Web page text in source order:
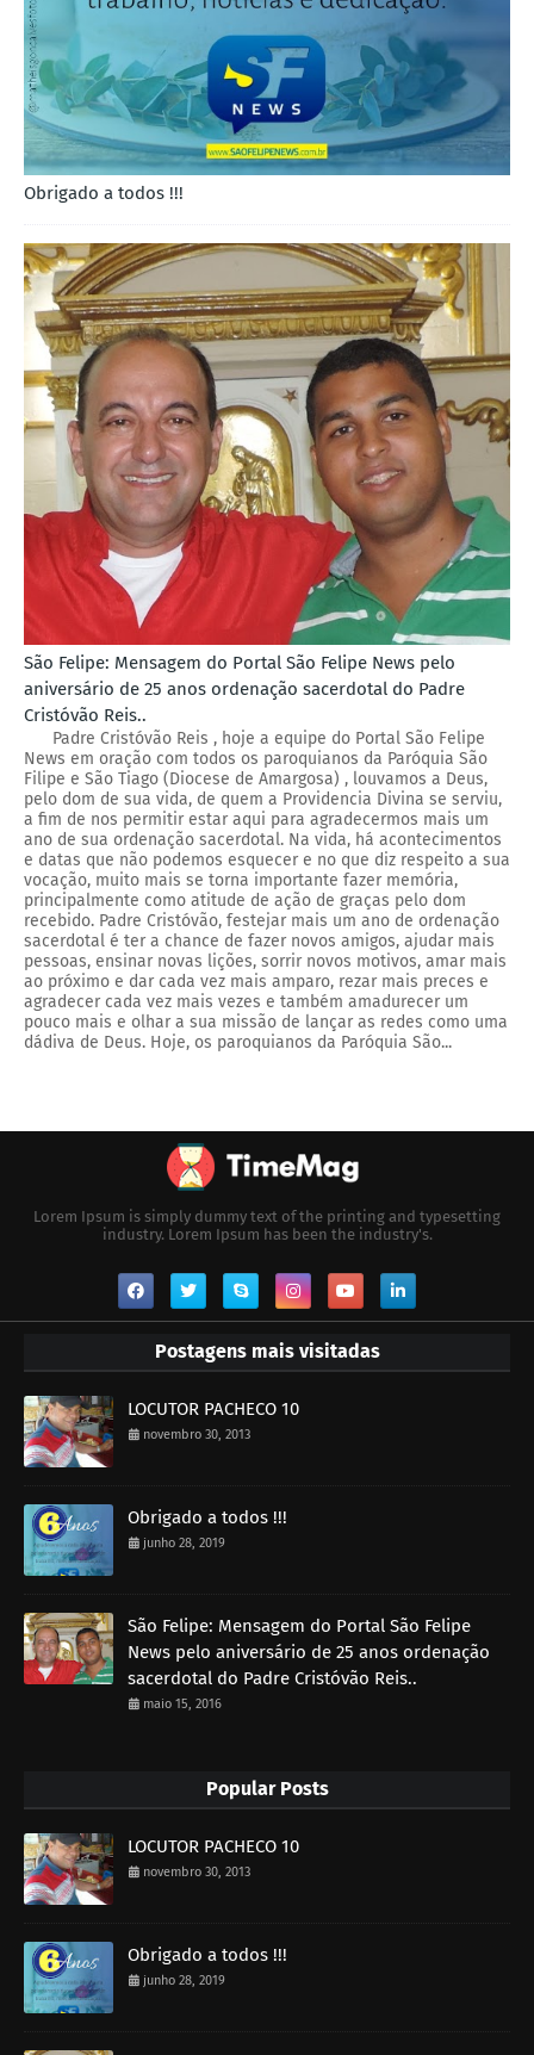
Obrigado a todos !!!
São Felipe: Mensagem do Portal São Felipe News pelo
aniversário de 25 anos ordenação sacerdotal do Padre
Cristóvão Reis..
Padre Cristóvão Reis , hoje a equipe do Portal São Felipe
News em oração com todos os paroquianos da Paróquia São
Filipe e São Tiago (Diocese de Amargosa) , louvamos a Deus,
pelo dom de sua vida, de quem a Providencia Divina se serviu,
a fim de nos permitir estar aqui para agradecermos mais um
ano de sua ordenação sacerdotal. Na vida, há acontecimentos
e datas que não podemos esquecer e no que diz respeito a sua
vocação, muito mais se torna importante fazer memória,
principalmente como atitude de ação de graças pelo dom
recebido. Padre Cristóvão, festejar mais um ano de ordenação
sacerdotal é ter a chance de fazer novos amigos, ajudar mais
pessoas, ensinar novas lições, sorrir novos motivos, amar mais
ao próximo e dar cada vez mais amparo, rezar mais preces e
agradecer cada vez mais vezes e também amadurecer um
pouco mais e olhar a sua missão de lançar as redes como uma
dádiva de Deus. Hoje, os paroquianos da Paróquia São...
Lorem Ipsum is simply dummy text of the printing and typesetting
industry. Lorem Ipsum has been the industry's.
Postagens mais visitadas
LOCUTOR PACHECO 10
novembro 30, 2013
Obrigado a todos !!!
junho 28, 2019
São Felipe: Mensagem do Portal São Felipe
News pelo aniversário de 25 anos ordenação
sacerdotal do Padre Cristóvão Reis..
maio 15, 2016
Popular Posts
LOCUTOR PACHECO 10
novembro 30, 2013
Obrigado a todos !!!
junho 28, 2019